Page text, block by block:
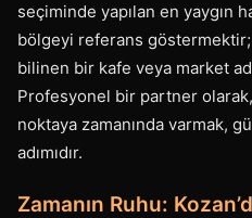
seçiminde yapılan en yaygın
bölgeyi referans
bilinen bir kafe veya market
Profesyonel bir partner
noktaya zamanında varmak,
adımıdır.
Zamanın Ruhu: